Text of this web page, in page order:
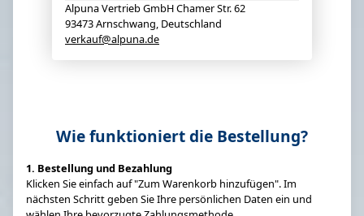
Alpuna Vertrieb GmbH Chamer Str. 62
93473 Arnschwang, Deutschland
verkauf@alpuna.de
Wie funktioniert die Bestellung?
1. Bestellung und Bezahlung
Klicken Sie einfach auf "Zum Warenkorb hinzufügen". Im
nächsten Schritt geben Sie Ihre persönlichen Daten ein und